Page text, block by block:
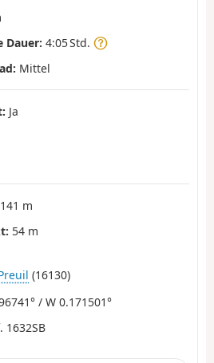
Dauer: 4:05 Std.
Mittel
Ja
141 m
54 m
(16130)
/ W 0.171501°
1632SB